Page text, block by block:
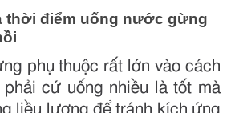
thời điểm uống nước gừng
phụ thuộc rất lớn vào cách
cứ uống nhiều là tốt mà
liều lượng để tránh kích ứng